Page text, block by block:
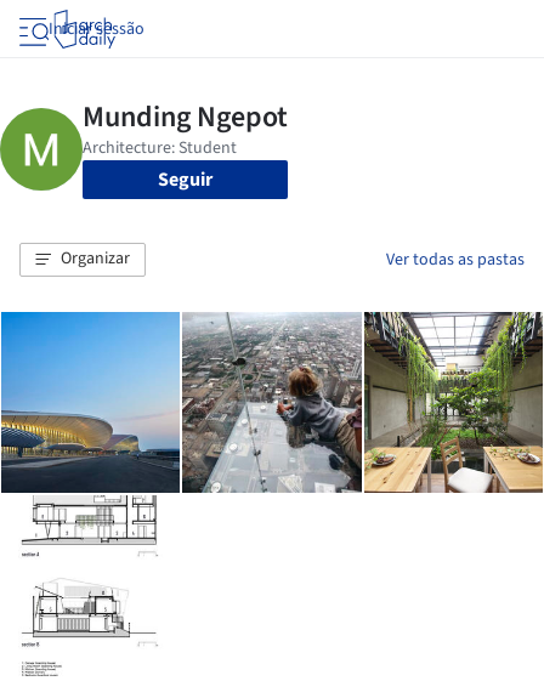
Iniciar sessão
Seguir
Organizar Ver todas as pastas